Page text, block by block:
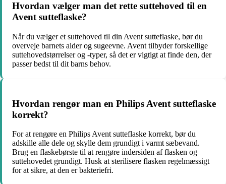
Hvordan vælger man det rette suttehoved til en
Avent sutteflaske?
Når du vælger et suttehoved til din Avent sutteflaske, bør du
overveje barnets alder og sugeevne. Avent tilbyder forskellige
suttehovedstørrelser og -typer, så det er vigtigt at finde den, der
passer bedst til dit barns behov.
Hvordan rengør man en Philips Avent sutteflaske
korrekt?
For at rengøre en Philips Avent sutteflaske korrekt, bør du
adskille alle dele og skylle dem grundigt i varmt sæbevand.
Brug en flaskebørste til at rengøre indersiden af flasken og
suttehovedet grundigt. Husk at sterilisere flasken regelmæssigt
for at sikre, at den er bakteriefri.